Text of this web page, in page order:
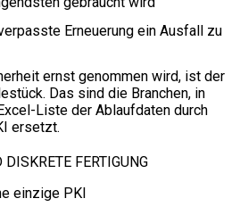
Erneuerung ein Ausfall zu
ernst genommen wird, ist der
Das sind die Branchen, in
Liste der Ablaufdaten durch
ersetzt.
FERTIGUNG
einzige PKI